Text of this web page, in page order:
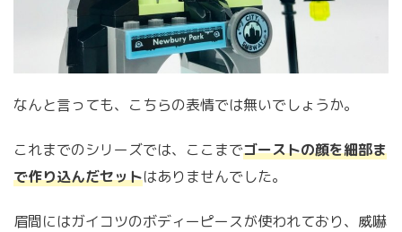
なんと言っても、こちらの表情では無いでしょうか。
これまでのシリーズでは、ここまでゴーストの顔を細部ま
で作り込んだセットはありませんでした。
眉間にはガイコツのボディーピースが使われており、威嚇